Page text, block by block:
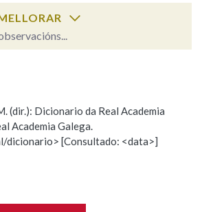
PORTAL DAS PALABRAS
(dir.): Dicionario da Real Academia
Academia Galega.
dicionario> [Consultado: <data>]